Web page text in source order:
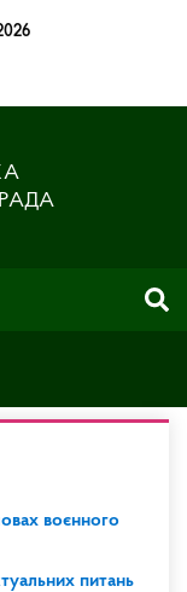
воєнного
питань